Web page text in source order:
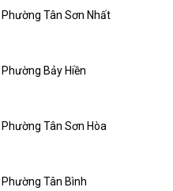
Tân Sơn Nhất
Bảy Hiền
Tân Sơn Hòa
Tân Bình